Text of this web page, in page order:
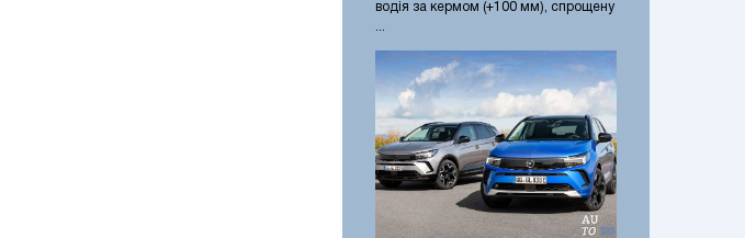
водія за кермом (+100 мм), спрощену
...